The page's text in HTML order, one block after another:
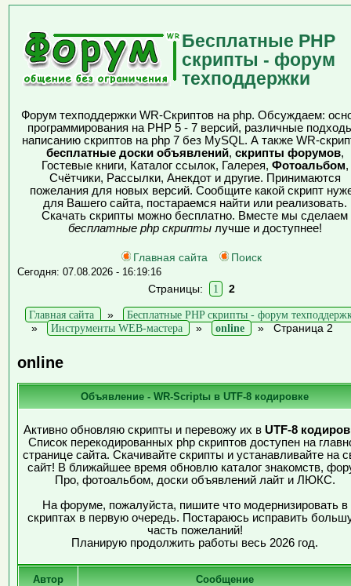
Бесплатные PHP
скрипты - форум
техподдержки
Форум техподдержки WR-Скриптов на php. Обсуждаем:
программирования на PHP 5 - 7 версий, различные
написанию скриптов на php 7 без MySQL. А также WR-
бесплатные доски объявлений, скрипты форумов,
Гостевые книги, Каталог ссылок, Галерея, Фотоальбом,
Счётчики, Рассылки, Анекдот и другие. Принимаются
пожелания для новых версий. Сообщите какой скрипт
для Вашего сайта, постараемся найти или реализовать.
Скачать скрипты можно бесплатно. Вместе мы сделаем
бесплатные php скриптылучше и доступнее!
Главная сайта Поиск
Сегодня: 07.08.2026 - 16:19:16
Страницы: 1 2
Главная сайта »
Бесплатные PHP скрипты - форум
»
Инструменты WEB-мастера » online » Страница 2
online
Объявление - WR-Scriptы в UTF-8 кодировке
Активно обновляю скрипты и перевожу их в UTF-8
Список перекодированных php скриптов доступен на
странице сайта. Скачивайте скрипты и устанавливайте на
сайт! В ближайшее время обновлю каталог знакомств,
Про, фотоальбом, доски объявлений лайт и ЛЮКС.
На форуме, пожалуйста, пишите что модернизировать в
скриптах в первую очередь. Постараюсь исправить
часть пожеланий!
Планирую продолжить работы весь 2026 год.
Автор Сообщение